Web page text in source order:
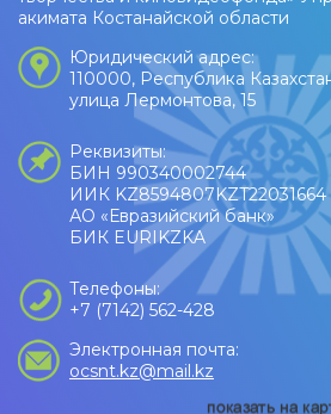
акимата Костанайской области
Юридический адрес:
110000, Республика
улица Лермонтова, 15
Реквизиты:
БИН 990340002744
ИИК KZ8594807KZT22031664
АО «Евразийский банк»
БИК EURIKZKA
Телефоны:
+7 (7142) 562-428
Электронная почта:
ocsnt.kz@mail.kz